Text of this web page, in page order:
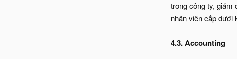
trong công ty, giám
nhân viên cấp
4.3. Accounting